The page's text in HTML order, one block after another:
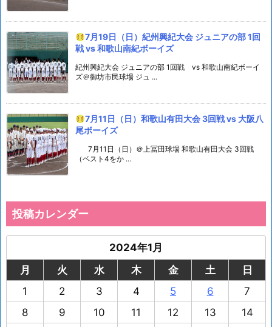
7月19日（日）紀州興紀大会 ジュニアの部 1回
戦 vs 和歌山南紀ボーイズ
紀州興紀大会 ジュニアの部 1回戦 vs 和歌山南紀ボーイ
ズ＠御坊市民球場 ジュ ...
7月11日（日）和歌山有田大会 3回戦 vs 大阪八
尾ボーイズ
7月11日（日）＠上冨田球場 和歌山有田大会 3回戦
（ベスト4をか ...
投稿カレンダー
2024年1月
月
火 水 木 金 土
日
1
2 3 4 5 6
7
8
9 10 11 12 13
14